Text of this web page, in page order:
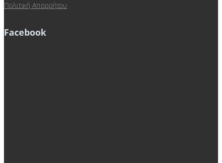
Πολιτική Απορρήτου
Facebook